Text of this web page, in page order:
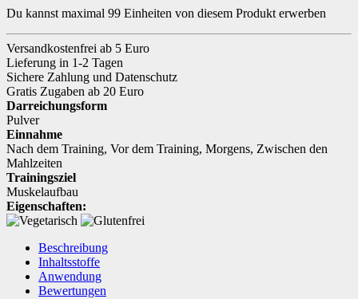
Du kannst maximal 99 Einheiten von diesem Produkt erwerben
Versandkostenfrei ab 5 Euro
Lieferung in 1-2 Tagen
Sichere Zahlung und Datenschutz
Gratis Zugaben ab 20 Euro
Darreichungsform
Pulver
Einnahme
Nach dem Training, Vor dem Training, Morgens, Zwischen den
Mahlzeiten
Trainingsziel
Muskelaufbau
Eigenschaften:
Beschreibung
Inhaltsstoffe
Anwendung
Bewertungen